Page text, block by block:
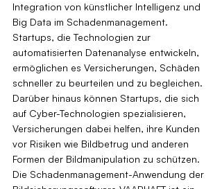
Integration von künstlicher Intelligenz und
Big Data im Schadenmanagement.
Startups, die Technologien zur
automatisierten Datenanalyse entwickeln,
ermöglichen es Versicherungen, Schäden
schneller zu beurteilen und zu begleichen.
Darüber hinaus können Startups, die sich
auf Cyber-Technologien spezialisieren,
Versicherungen dabei helfen, ihre Kunden
vor Risiken wie Bildbetrug und anderen
Formen der Bildmanipulation zu schützen.
Die Schadenmanagement-Anwendung der